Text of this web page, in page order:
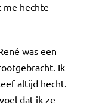
me hechte
was een
Ik
altijd hecht.
dat ik ze